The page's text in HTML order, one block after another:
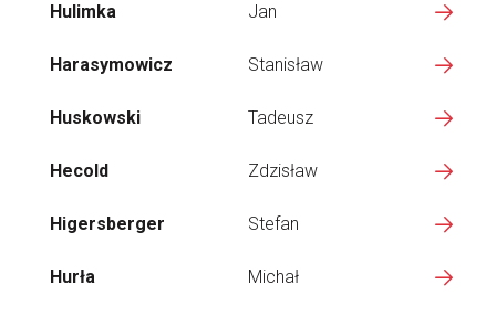
Hulimka Jan
Harasymowicz Stanisław
Huskowski Tadeusz
Hecold Zdzisław
Higersberger Stefan
Hurła Michał